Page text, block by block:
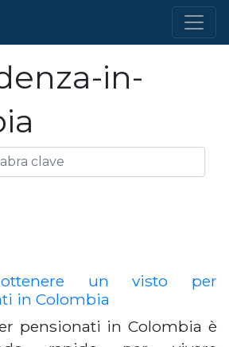
in-
un visto per
in Colombia
pensionati in Colombia è